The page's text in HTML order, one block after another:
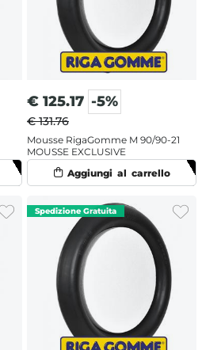
€ 125.17 -5%
€ 131.76
Mousse RigaGomme M 90/90-21
MOUSSE EXCLUSIVE